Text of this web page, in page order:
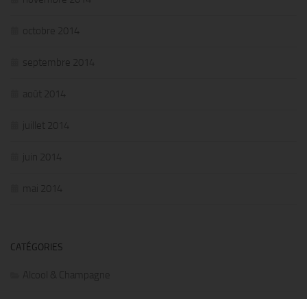
octobre 2014
septembre 2014
août 2014
juillet 2014
juin 2014
mai 2014
CATÉGORIES
Alcool & Champagne